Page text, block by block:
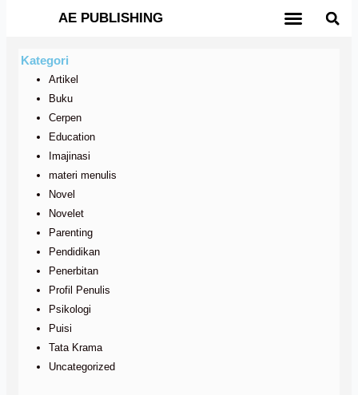
AE PUBLISHING
Kategori
Artikel
Buku
Cerpen
Education
Imajinasi
materi menulis
Novel
Novelet
Parenting
Pendidikan
Penerbitan
Profil Penulis
Psikologi
Puisi
Tata Krama
Uncategorized